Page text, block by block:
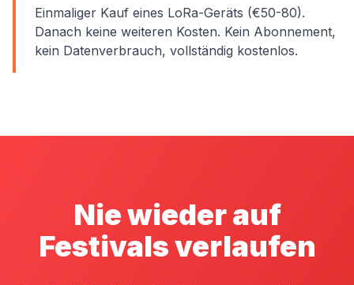
Einmaliger Kauf eines LoRa-Geräts (€50-80).
Danach keine weiteren Kosten. Kein Abonnement,
kein Datenverbrauch, vollständig kostenlos.
Nie wieder auf
Festivals verlaufen